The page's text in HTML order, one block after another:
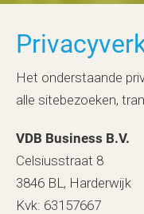
Het onderstaande
alle sitebezoeken,
VDB Business B.V.
Celsiusstraat 8
3846 BL, Harderwijk
Kvk: 63157667